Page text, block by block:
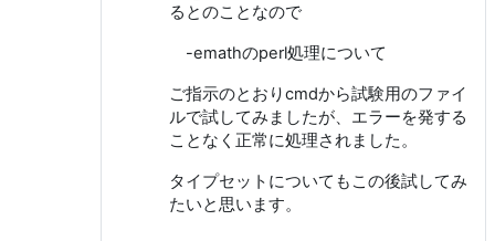
るとのことなので
-emathのperl処理について
ご指示のとおりcmdから試験用のファイ
ルで試してみましたが、エラーを発する
ことなく正常に処理されました。
タイプセットについてもこの後試してみ
たいと思います。